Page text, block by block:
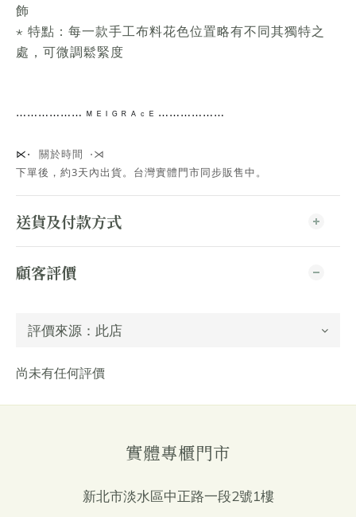
飾
⋆ 特點：每一款手工布料花色位置略有不同其獨特之
處，可微調鬆緊度
⋯⋯ ⋯⋯⋯⋯ ᴹ ᴱ ᴵ ᴳ ᴿ ᴬ ᶜ ᴱ ⋯⋯⋯⋯ ⋯⋯
⋉⋅ 關於時間 ⋅⋊
下單後，約3天內出貨。台灣實體門市同步販售中。
送貨及付款方式
顧客評價
尚未有任何評價
實體專櫃門市
新北市淡水區中正路一段2號1樓